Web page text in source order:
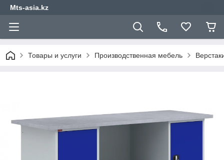
Mts-asia.kz
Товары и услуги Производственная мебель